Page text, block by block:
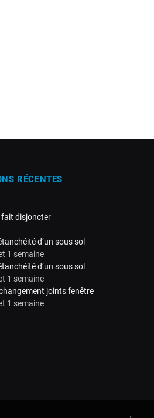
RÉCENTES
disjoncter
d’un sous sol
1 semaine
d’un sous sol
1 semaine
joints fenêtre
1 semaine